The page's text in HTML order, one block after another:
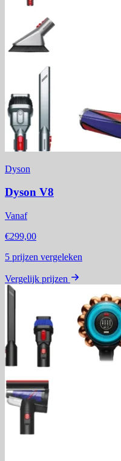
Dyson
Dyson V8
Vanaf
€299,00
5 prijzen vergeleken
Vergelijk prijzen